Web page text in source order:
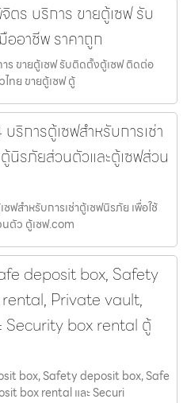
ตร บริการ ขายตู้เซฟ รับ
อาชีพ ราคาถูก
ร ขายตู้เซฟ รับติดตั้งตู้เซฟ ติดต่อ
ทย ขายตู้เซฟ ตู้
ริการตู้เซฟสำหรับการเช่า
นิรภัยส่วนตัวและตู้เซฟส่วน
ฟสำหรับการเช่าตู้เซฟนิรภัย เพื่อใช้
ตัว ตู้เซฟ.com
deposit box, Safety
Private vault,
Security box rental ตู้
box, Safety deposit box, Safe
box rental และ Securi